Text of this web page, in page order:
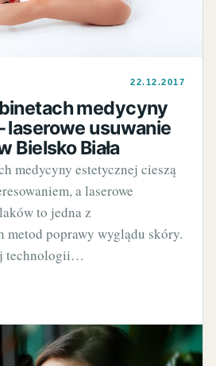
22.12.2017
medycyny
laserowe usuwanie
Bielsko Biała
medycyny estetycznej cieszą
a laserowe
to jedna z
metod poprawy wyglądu skóry.
technologii…